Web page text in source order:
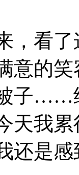
，看
意的
子……
天我
还是